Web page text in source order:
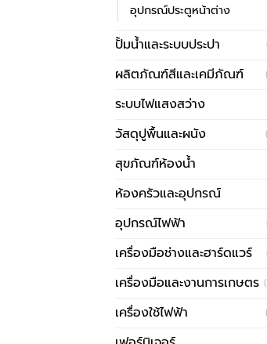
อุปกรณ์ประตูหน้าต่าง
ปั้มน้ำและระบบประปา
ผลิตภัณฑ์สีและเคมีภัณฑ์
ระบบไฟแสงสว่าง
วัสดุปูพื้นและผนัง
สุขภัณฑ์ห้องน้ำ
ห้องครัวและอุปกรณ์
อุปกรณ์ไฟฟ้า
เครื่องมือช่างและฮาร์ดแวร์
เครื่องมือและงานการเกษตร
เครื่องใช้ไฟฟ้า